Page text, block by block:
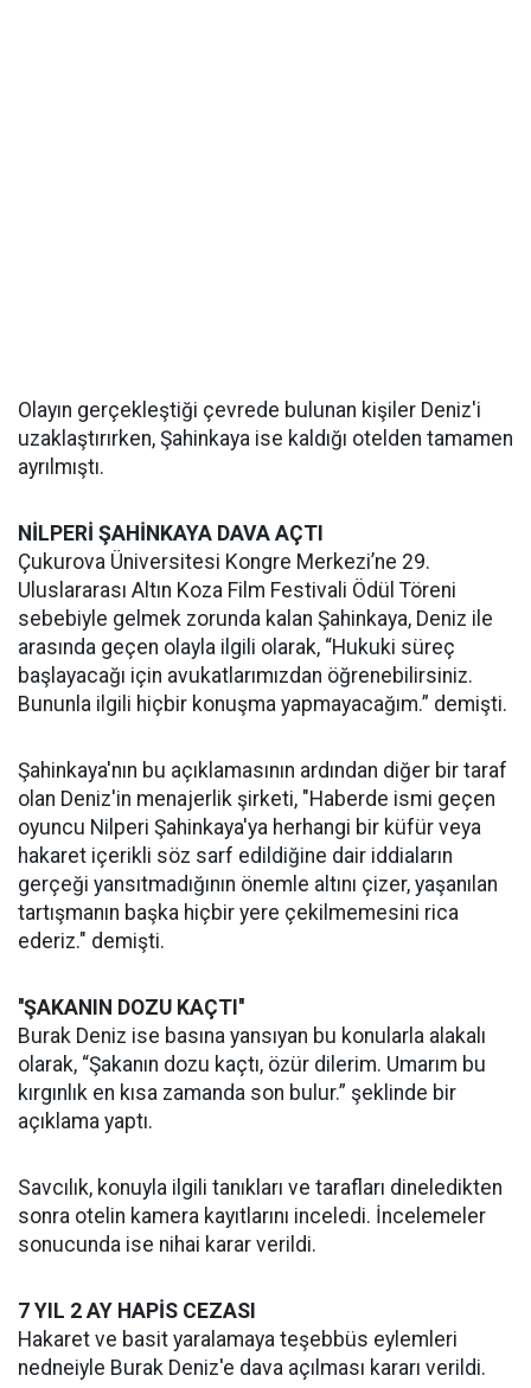
Olayın gerçekleştiği çevrede bulunan kişiler Deniz'i
uzaklaştırırken, Şahinkaya ise kaldığı otelden tamamen
ayrılmıştı.
NİLPERİ ŞAHİNKAYA DAVA AÇTI
Çukurova Üniversitesi Kongre Merkezi’ne 29.
Uluslararası Altın Koza Film Festivali Ödül Töreni
sebebiyle gelmek zorunda kalan Şahinkaya, Deniz ile
arasında geçen olayla ilgili olarak, “Hukuki süreç
başlayacağı için avukatlarımızdan öğrenebilirsiniz.
Bununla ilgili hiçbir konuşma yapmayacağım.” demişti.
Şahinkaya'nın bu açıklamasının ardından diğer bir taraf
olan Deniz'in menajerlik şirketi, "Haberde ismi geçen
oyuncu Nilperi Şahinkaya'ya herhangi bir küfür veya
hakaret içerikli söz sarf edildiğine dair iddiaların
gerçeği yansıtmadığının önemle altını çizer, yaşanılan
tartışmanın başka hiçbir yere çekilmemesini rica
ederiz." demişti.
''ŞAKANIN DOZU KAÇTI''
Burak Deniz ise basına yansıyan bu konularla alakalı
olarak, “Şakanın dozu kaçtı, özür dilerim. Umarım bu
kırgınlık en kısa zamanda son bulur.” şeklinde bir
açıklama yaptı.
Savcılık, konuyla ilgili tanıkları ve tarafları dineledikten
sonra otelin kamera kayıtlarını inceledi. İncelemeler
sonucunda ise nihai karar verildi.
7 YIL 2 AY HAPİS CEZASI
Hakaret ve basit yaralamaya teşebbüs eylemleri
nedneiyle Burak Deniz'e dava açılması kararı verildi.